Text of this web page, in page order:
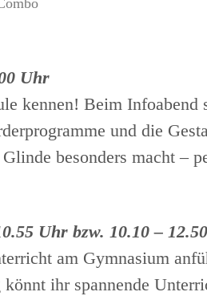
Uhr
kennen! Beim
und die
besonders macht
Uhr bzw. 10.10 –
am Gymnasium
ihr spannende